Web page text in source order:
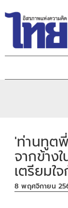
'ท่านทูต
จากข้าง
เตรียมใ
8 พฤศจิกายน